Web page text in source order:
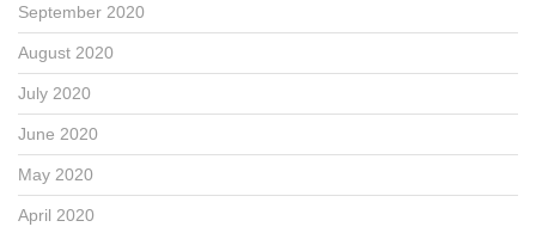
September 2020
August 2020
July 2020
June 2020
May 2020
April 2020